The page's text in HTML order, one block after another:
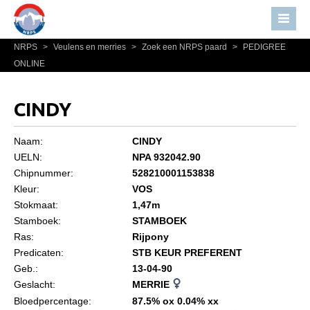
Home
Nieuws
Bestuur NRPS
Informatie
Statuten en reglementen
Algemeen
NRPS > Veulens en merries > Zoek een NRPS paard >
PEDIGREE
ONLINE
CINDY
Naam:
CINDY
UELN:
NPA 932042.90
Chipnummer:
528210001153838
Kleur:
VOS
Stokmaat:
1,47m
Stamboek:
STAMBOEK
Ras:
Rijpony
Predicaten:
STB KEUR PREFERENT
Geb.:
13-04-90
Geslacht:
MERRIE
Bloedpercentage:
87.5% ox 0.04% xx